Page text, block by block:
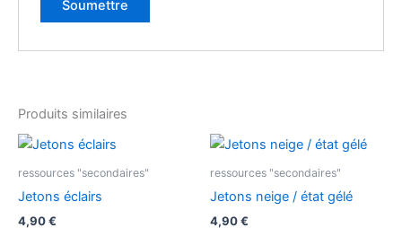
Produits similaires
ressources "secondaires"
Jetons éclairs
4,90€
ressources "secondaires"
Jetons neige / état gélé
4,90€